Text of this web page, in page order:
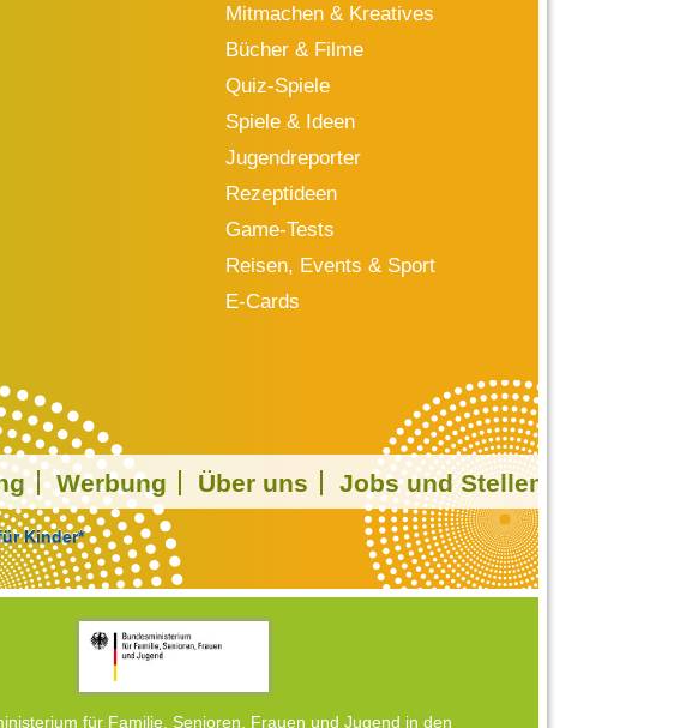
Mitmachen & Kreatives
Bücher & Filme
Quiz-Spiele
Spiele & Ideen
Jugendreporter
Rezeptideen
Game-Tests
Reisen, Events & Sport
E-Cards
Werbung Über uns Jobs und Stellen
Kinder*
für Familie, Senioren, Frauen und Jugend in den